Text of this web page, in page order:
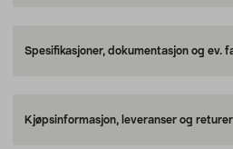
Spesifikasjoner, dokumentasjon og ev.
Kjøpsinformasjon, leveranser og returer